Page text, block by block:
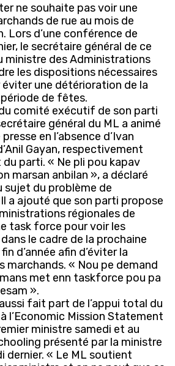
ne souhaite pas voir une
de rue au mois de
Lors d’une conférence de
le secrétaire général de ce
ministre des Administrations
les dispositions nécessaires
une détérioration de la
de fêtes.
comité exécutif de son parti
général du ML a animé
en l’absence d’Ivan
Gayan, respectivement
parti. « Ne pli pou kapav
marsan anbilan », a déclaré
sujet du problème de
a ajouté que son parti propose
régionales de
task force pour voir les
le cadre de la prochaine
d’année afin d’éviter la
marchands. « Nou pe demand
met enn taskforce pou pa
».
fait part de l’appui total du
l’Economic Mission Statement
ministre samedi et au
présenté par la ministre
dernier. « Le ML soutient